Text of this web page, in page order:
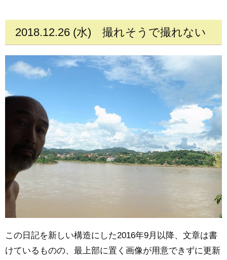
2018.12.26 (水) 撮れそうで撮れない
この日記を新しい構造にした2016年9月以降、文章は書
けているものの、最上部に置く画像が用意できずに更新